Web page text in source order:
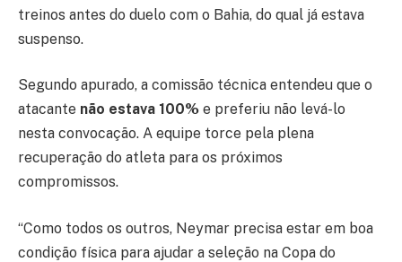
treinos antes do duelo com o Bahia, do qual já estava
suspenso.
Segundo apurado, a comissão técnica entendeu que o
atacante não estava 100% e preferiu não levá-lo
nesta convocação. A equipe torce pela plena
recuperação do atleta para os próximos
compromissos.
“Como todos os outros, Neymar precisa estar em boa
condição física para ajudar a seleção na Copa do